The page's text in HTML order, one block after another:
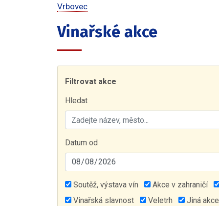
Vrbovec
Vinařské akce
Filtrovat akce
Hledat
Datum od
Soutěž, výstava vín Akce v zahraničí
Vinařská slavnost
Veletrh Jiná akce